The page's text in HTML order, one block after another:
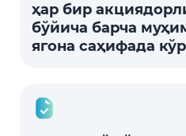
ҳар бир
бўйича барча
ягона саҳифада